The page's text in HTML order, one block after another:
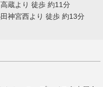
蔵より 徒歩 約11分
神宮西より 徒歩 約13分